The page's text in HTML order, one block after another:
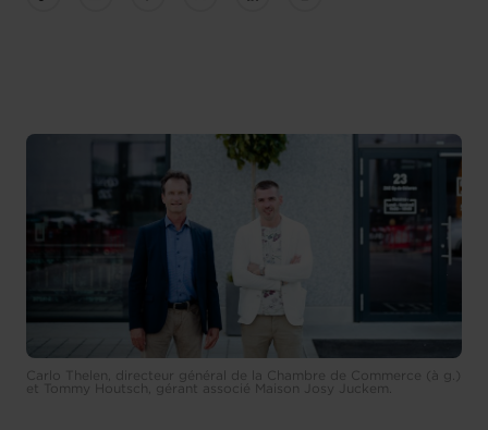
Carlo Thelen, directeur général de la Chambre de Commerce (à g.)
et Tommy Houtsch, gérant associé Maison Josy Juckem.